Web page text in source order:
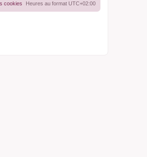
Heures au format UTC+02:00
cookies